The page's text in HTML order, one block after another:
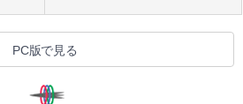
PC版で見る